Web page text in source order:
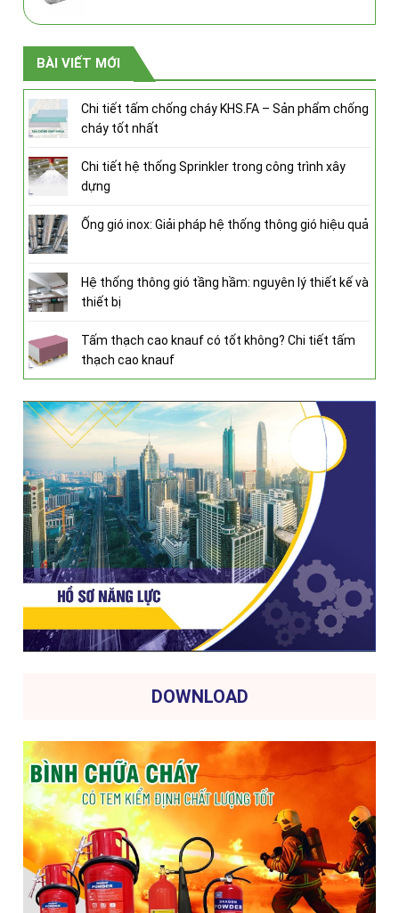
BÀI VIẾT MỚI
Chi tiết tấm chống cháy KHS.FA – Sản phẩm chống
cháy tốt nhất
Chi tiết hệ thống Sprinkler trong công trình xây
dựng
Ống gió inox: Giải pháp hệ thống thông gió hiệu quả
Hệ thống thông gió tầng hầm: nguyên lý thiết kế và
thiết bị
Tấm thạch cao knauf có tốt không? Chi tiết tấm
thạch cao knauf
DOWNLOAD